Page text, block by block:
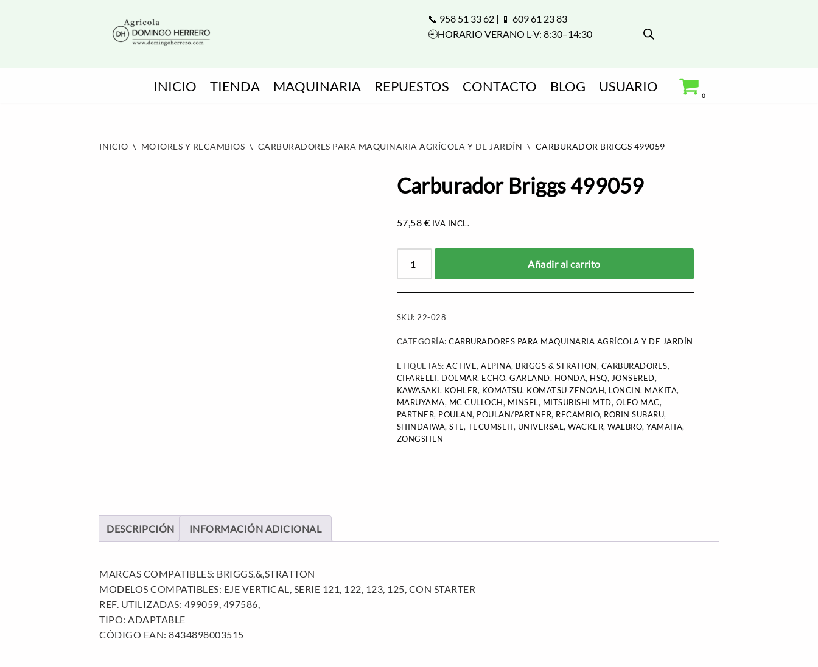
📞 958 51 33 62 | 📱 609 61 23 83
🕘HORARIO VERANO L-V: 8:30–14:30
INICIO TIENDA MAQUINARIA REPUESTOS CONTACTO BLOG USUARIO
0
INICIO \ MOTORES Y RECAMBIOS \ CARBURADORES PARA MAQUINARIA AGRÍCOLA Y DE JARDÍN \ CARBURADOR BRIGGS 499059
Carburador Briggs 499059
57,58 € IVA INCL.
Añadir al carrito
SKU: 22-028
CATEGORÍA:CARBURADORES PARA MAQUINARIA AGRÍCOLA Y DE JARDÍN
ETIQUETAS:ACTIVE,ALPINA, BRIGGS & STRATION, CARBURADORES,
CIFARELLI, DOLMAR, ECHO,GARLAND, HONDA, HSQ, JONSERED,
KAWASAKI, KOHLER, KOMATSU, KOMATSU ZENOAH, LONCIN, MAKITA,
MARUYAMA, MC CULLOCH, MINSEL, MITSUBISHI MTD, OLEO MAC,
PARTNER, POULAN, POULAN/PARTNER, RECAMBIO, ROBIN SUBARU,
SHINDAIWA,STL, TECUMSEH, UNIVERSAL,WACKER,WALBRO,YAMAHA,
ZONGSHEN
DESCRIPCIÓN INFORMACIÓN ADICIONAL
MARCAS COMPATIBLES: BRIGGS,&,STRATTON
MODELOS COMPATIBLES: EJE VERTICAL, SERIE 121, 122, 123, 125, CON STARTER
REF. UTILIZADAS: 499059, 497586,
TIPO: ADAPTABLE
CÓDIGO EAN: 8434898003515